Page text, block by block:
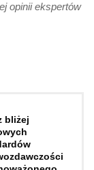
opinii ekspertów
bliżej